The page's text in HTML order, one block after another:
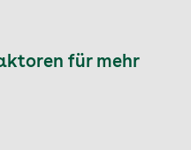
für mehr